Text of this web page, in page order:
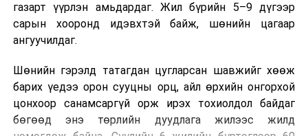
хүрээнд арилжааны банкнаас 151.0 тэрбумын
санхүүжилт авсан байна. Газрын тосны
бүтээгдэхүүний агуулахын барилга угсралтын ажлын
гүйцэтгэл нь 40 хувьтай байгаа бөгөөд 2027 оны 12
дүгээр сарын 31-нд багтаан бүрэн ашиглалтад
оруулахаар төлөвлөснийг “Шунхлай” ХХК-ийн техник
технологи хариуцсан захирал Ш.Гэрэлт-Од хэлэв. Тус
агуулах ашиглалтад орсноор улсын хэрэглээний 8-9
газарт үүрлэн амьдардаг. Жил бүрийн 5–9 дүгээр
сарын хооронд идэвхтэй байж, шөнийн цагаар
ангуучилдаг.
Шөнийн гэрэлд татагдан цугларсан шавжийг хөөж
барих үедээ орон сууцны орц, айл өрхийн онгорхой
цонхоор санамсаргүй орж ирэх тохиолдол байдаг
бөгөөд энэ төрлийн дуудлага жилээс жилд